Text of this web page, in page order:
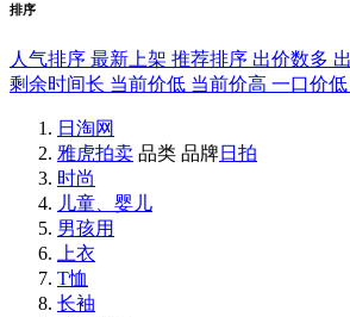
排序
人气排序 最新上架 推荐排序 出价数多
剩余时间长 当前价低 当前价高 一口价低
日淘网
雅虎拍卖 品类 品牌日拍
时尚
儿童、婴儿
男孩用
上衣
T恤
长袖